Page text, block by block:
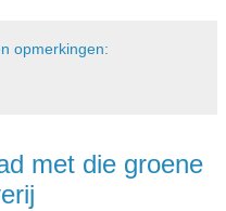
opmerkingen:
met die groene